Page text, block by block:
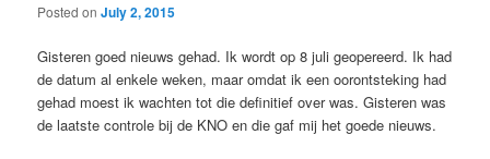
Posted onJuly 2, 2015
Gisteren goed nieuws gehad. Ik wordt op 8 juli geopereerd. Ik had
de datum al enkele weken, maar omdat ik een oorontsteking had
gehad moest ik wachten tot die definitief over was. Gisteren was
de laatste controle bij de KNO en die gaf mij het goede nieuws.